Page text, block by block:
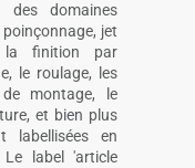
des domaines
jet
la finition par
le roulage, les
montage, le
et bien plus
labellisées en
label 'article